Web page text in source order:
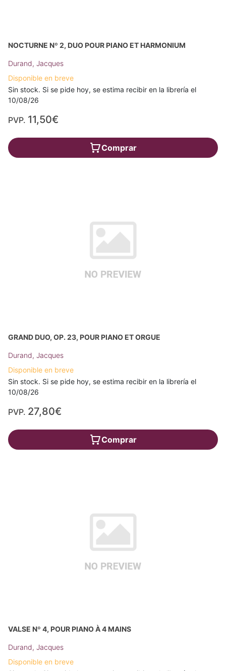
NOCTURNE Nº 2, DUO POUR PIANO ET HARMONIUM
Durand, Jacques
Disponible en breve
Sin stock. Si se pide hoy, se estima recibir en la librería el
10/08/26
PVP. 11,50€
Comprar
GRAND DUO, OP. 23, POUR PIANO ET ORGUE
Durand, Jacques
Disponible en breve
Sin stock. Si se pide hoy, se estima recibir en la librería el
10/08/26
PVP. 27,80€
Comprar
VALSE Nº 4, POUR PIANO À 4 MAINS
Durand, Jacques
Disponible en breve